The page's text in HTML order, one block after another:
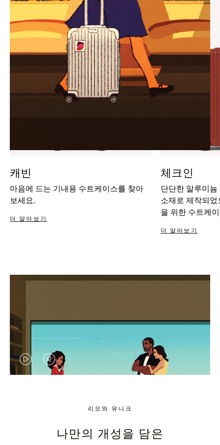
IT
IT
캐빈
마음에 드는 기내용 수트케이스를 찾아
보세요.
더 알아보기
체크인
단단한 알루미
소재로 제작되
을 위한 수트케
더 알아보기
VIDEO
PRESS
VIDEO
MUTED,
PRESS
리모와 유니크
나만의 개성을 담은